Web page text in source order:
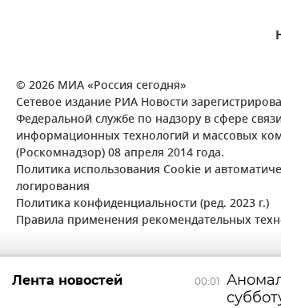
© 2026 МИА «Россия сегодня»
Сетевое издание РИА Новости
Федеральной службе по надзору в сфере
информационных технологий и массовых
(Роскомнадзор) 08 апреля 2014 года.
Политика использования Cookie и
логирования
Политика конфиденциальности (ред. 2023 г.)
Правила применения рекомендательных
00:01
Лента новостей